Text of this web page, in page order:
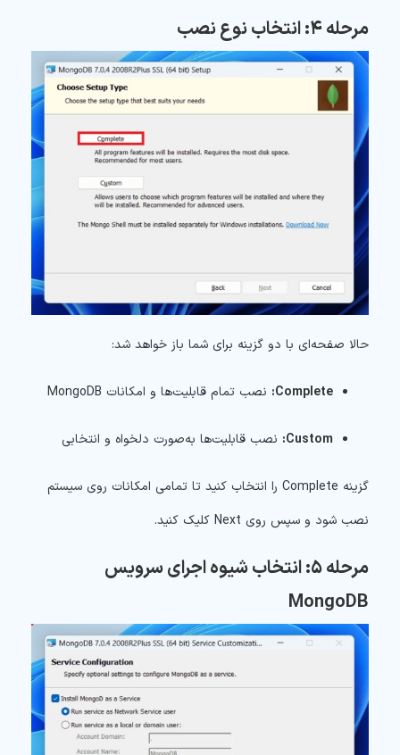
مرحله ۴: انتخاب نوع نصب
حالا صفحه‌ای با دو گزینه برای شما باز خواهد شد:
Complete: نصب تمام قابلیت‌ها و امکانات MongoDB
Custom: نصب قابلیت‌ها به‌صورت دلخواه و انتخابی
گزینه Complete را انتخاب کنید تا تمامی امکانات روی سیستم
نصب شود و سپس روی Next کلیک کنید.
مرحله ۵: انتخاب شیوه اجرای سرویس
MongoDB